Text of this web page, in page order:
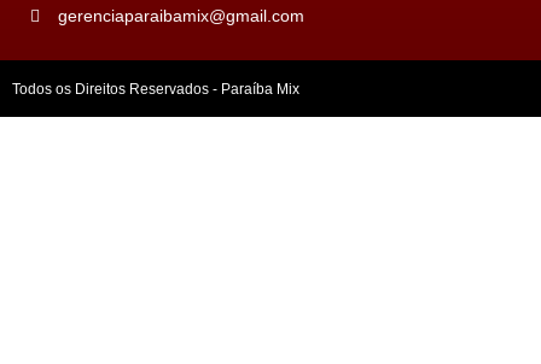
gerenciaparaibamix@gmail.com
Todos os Direitos Reservados - Paraíba Mix